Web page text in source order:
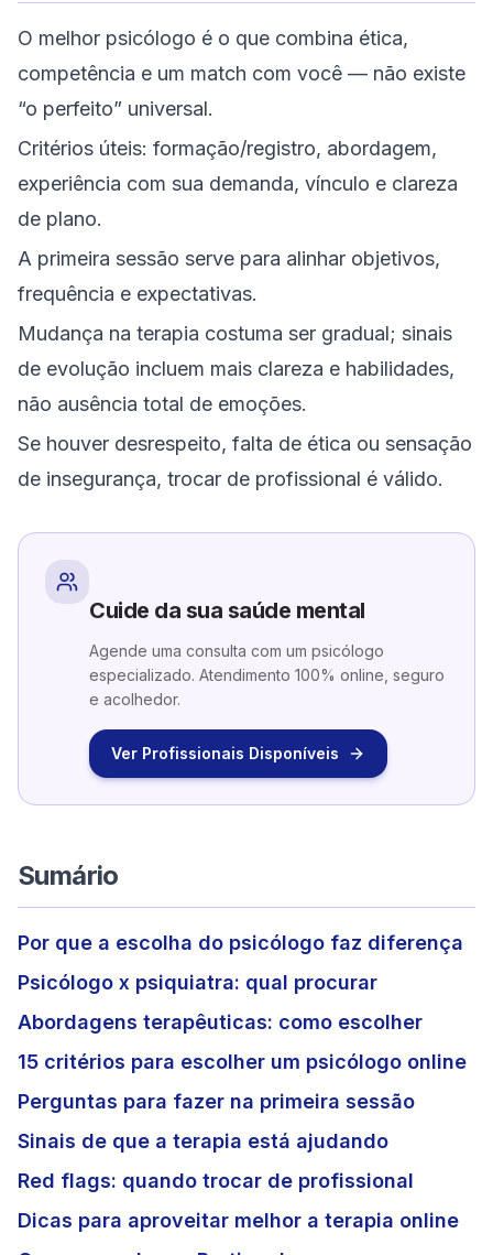
O melhor psicólogo é o que combina ética,
competência e um match com você — não existe
“o perfeito” universal.
Critérios úteis: formação/registro, abordagem,
experiência com sua demanda, vínculo e clareza
de plano.
A primeira sessão serve para alinhar objetivos,
frequência e expectativas.
Mudança na terapia costuma ser gradual; sinais
de evolução incluem mais clareza e habilidades,
não ausência total de emoções.
Se houver desrespeito, falta de ética ou sensação
de insegurança, trocar de profissional é válido.
Cuide da sua saúde mental
Agende uma consulta com um psicólogo
especializado. Atendimento 100% online, seguro
e acolhedor.
Ver Profissionais Disponíveis
Sumário
Por que a escolha do psicólogo faz diferença
Psicólogo x psiquiatra: qual procurar
Abordagens terapêuticas: como escolher
15 critérios para escolher um psicólogo online
Perguntas para fazer na primeira sessão
Sinais de que a terapia está ajudando
Red flags: quando trocar de profissional
Dicas para aproveitar melhor a terapia online